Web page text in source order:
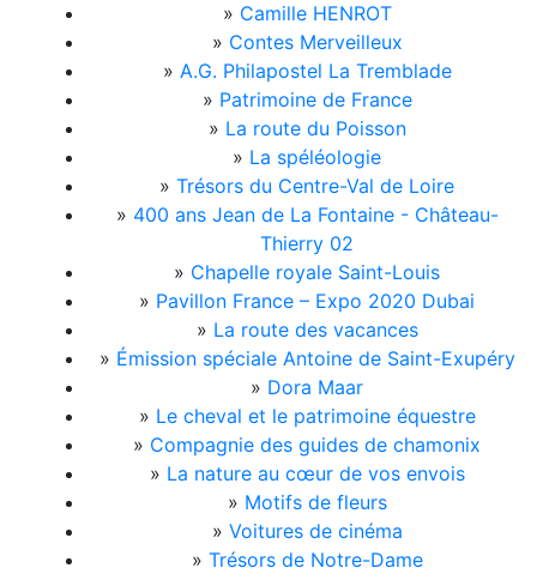
» Camille HENROT
» Contes Merveilleux
» A.G. Philapostel La Tremblade
» Patrimoine de France
» La route du Poisson
» La spéléologie
» Trésors du Centre-Val de Loire
» 400 ans Jean de La Fontaine - Château-
Thierry 02
» Chapelle royale Saint-Louis
» Pavillon France – Expo 2020 Dubai
» La route des vacances
» Émission spéciale Antoine de Saint-Exupéry
» Dora Maar
» Le cheval et le patrimoine équestre
» Compagnie des guides de chamonix
» La nature au cœur de vos envois
» Motifs de fleurs
» Voitures de cinéma
» Trésors de Notre-Dame